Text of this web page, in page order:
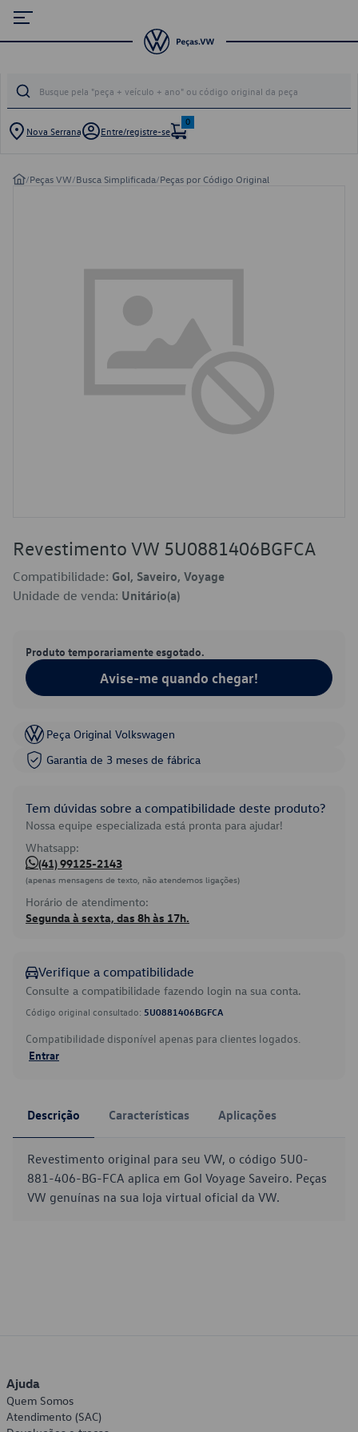
Nova Serrana Entre/registre-se
0
/Peças VW/Busca Simplificada/Peças por Código Original
Revestimento VW 5U0881406BGFCA
Compatibilidade: Gol, Saveiro, Voyage
Unidade de venda: Unitário(a)
Produto temporariamente esgotado.
Avise-me quando chegar!
Peça Original Volkswagen
Garantia de 3 meses de fábrica
Tem dúvidas sobre a compatibilidade deste produto?
Nossa equipe especializada está pronta para ajudar!
Whatsapp:
(41) 99125-2143
(apenas mensagens de texto, não atendemos ligações)
Horário de atendimento:
Segunda à sexta, das 8h às 17h.
Verifique a compatibilidade
Consulte a compatibilidade fazendo login na sua conta.
Código original consultado: 5U0881406BGFCA
Compatibilidade disponível apenas para clientes logados.
Entrar
Descrição Características Aplicações
Revestimento original para seu VW, o código 5U0-
881-406-BG-FCA aplica em Gol Voyage Saveiro. Peças
VW genuínas na sua loja virtual oficial da VW.
Ajuda
Quem Somos
Atendimento (SAC)